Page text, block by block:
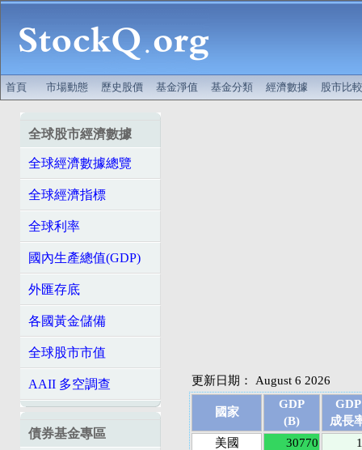
首頁 市場動態 歷史股價 基金淨值 基金分類 經濟數據 股市比較
全球股市經濟數據
全球經濟數據總覽
全球經濟指標
全球利率
國內生產總值(GDP)
外匯存底
各國黃金儲備
全球股市市值
AAII 多空調查
債券基金專區
更新日期： August 6 2026
國家
GDP
(B)
GDP
成長
美國
30770